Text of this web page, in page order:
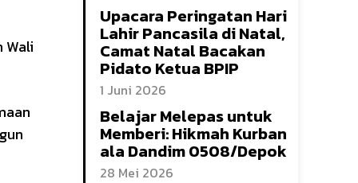
Upacara Peringatan Hari
Lahir Pancasila di Natal,
Camat Natal Bacakan
Pidato Ketua BPIP
1 Juni 2026
Belajar Melepas untuk
Memberi: Hikmah Kurban
ala Dandim 0508/Depok
28 Mei 2026